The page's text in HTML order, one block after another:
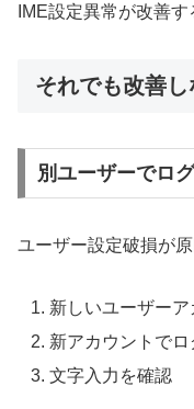
IME設定異常が改善す
それでも改善
別ユーザーでロ
ユーザー設定破損が
新しいユーザー
新アカウントでロ
文字入力を確認